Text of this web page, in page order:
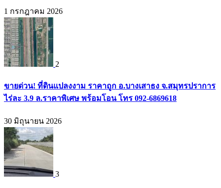
1 กรกฎาคม 2026
2
ขายด่วน! ที่ดินแปลงงาม ราคาถูก อ.บางเสาธง จ.สมุทรปราการ
ไร่ละ 3.9 ล.ราคาพิเศษ พร้อมโอน โทร 092-6869618
30 มิถุนายน 2026
3